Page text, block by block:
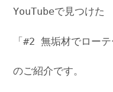
YouTubeで見つけた
「#2 無垢材でロー
のご紹介です。